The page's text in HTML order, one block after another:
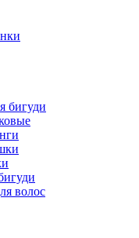
бигуди
волос